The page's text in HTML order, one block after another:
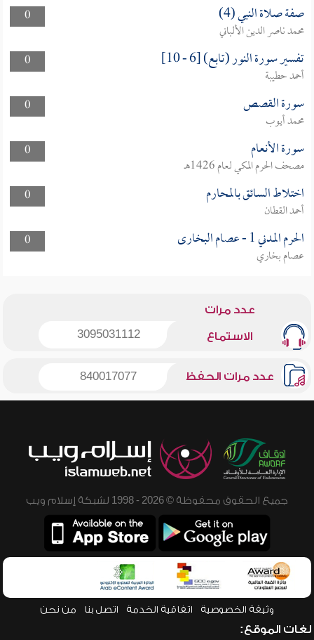
0 صفة صلاة النبي (4)
محمد ناصر الدين الألباني
0
تفسير سورة النور (تابع) [6 - 10]
أحمد حطيبة
0
سورة القصص
محمد أيوب
0
سورة الأنعام
مصحف الحرم المكي لعام 1426هـ
0
اختلاط السائق بالمحارم
أحمد القطان
0
الحرم المدني 1 - عصام البخارى
عصام بخاري
عدد مرات
الاستماع 3095031112
عدد مرات الحفظ 840017077
جميع الحقوق محفوظة © 2026 - 1998 لشبكة إسلام ويب
وثيقة الخصوصية اتفاقية الخدمة اتصل بنا من نحن
لغات الموقع: